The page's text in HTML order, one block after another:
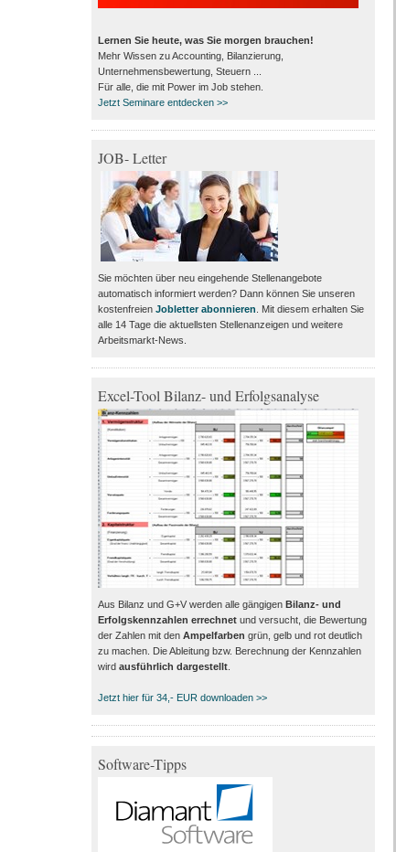
Lernen Sie heute, was Sie morgen brauchen!
Mehr Wissen zu Accounting, Bilanzierung,
Unternehmensbewertung, Steuern ...
Für alle, die mit Power im Job stehen.
Jetzt Seminare entdecken >>
JOB- Letter
Sie möchten über neu eingehende Stellenangebote
automatisch informiert werden? Dann können Sie unseren
kostenfreien Jobletter abonnieren . Mit diesem erhalten Sie
alle 14 Tage die aktuellsten Stellenanzeigen und weitere
Arbeitsmarkt-News.
Excel-Tool Bilanz- und Erfolgsanalyse
Aus Bilanz und G+V werden alle gängigen Bilanz- und
Erfolgskennzahlen errechnetund versucht, die Bewertung
der Zahlen mit den Ampelfarben grün, gelb und rot deutlich
zu machen. Die Ableitung bzw. Berechnung der Kennzahlen
wird ausführlich dargestellt.
Jetzt hier für 34,- EUR downloaden >>
Software-Tipps